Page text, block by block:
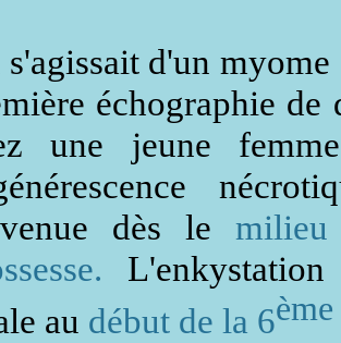
d'un
échographie
une jeune
dès le
au début de la 6ème